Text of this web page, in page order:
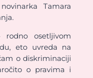
Tamara
osetljivom
eto uvreda na
o diskriminaciji
o pravima i